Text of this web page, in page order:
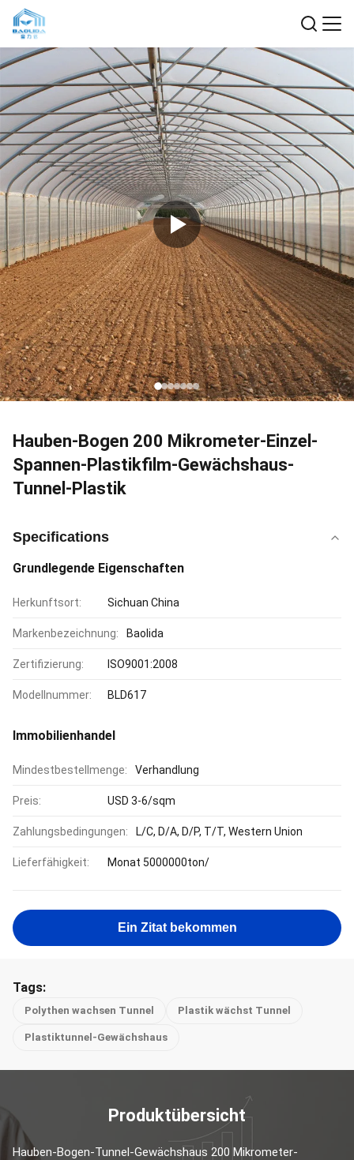
Hauben-Bogen 200 Mikrometer-Einzel-
Spannen-Plastikfilm-Gewächshaus-
Tunnel-Plastik
Specifications
Grundlegende Eigenschaften
Herkunftsort: Sichuan China
Markenbezeichnung: Baolida
Zertifizierung: ISO9001:2008
Modellnummer: BLD617
Immobilienhandel
Mindestbestellmenge: Verhandlung
Preis: USD 3-6/sqm
Zahlungsbedingungen: L/C, D/A, D/P, T/T, Western Union
Lieferfähigkeit: Monat 5000000ton/
Ein Zitat bekommen
Tags:
Polythen wachsen Tunnel Plastik wächst Tunnel
Plastiktunnel-Gewächshaus
Produktübersicht
Hauben-Bogen-Tunnel-Gewächshaus 200 Mikrometer-